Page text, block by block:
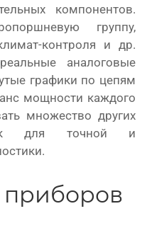
компонентов.
группу,
контроля и др.
аналоговые
графики по цепям
мощности каждого
множество других
для точной и